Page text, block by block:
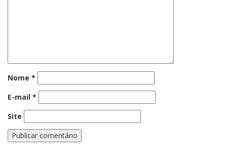
Nome *
E-mail *
Site